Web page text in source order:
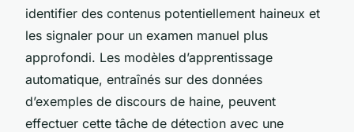
identifier des contenus potentiellement haineux et
les signaler pour un examen manuel plus
approfondi. Les modèles d’apprentissage
automatique, entraînés sur des données
d’exemples de discours de haine, peuvent
effectuer cette tâche de détection avec une